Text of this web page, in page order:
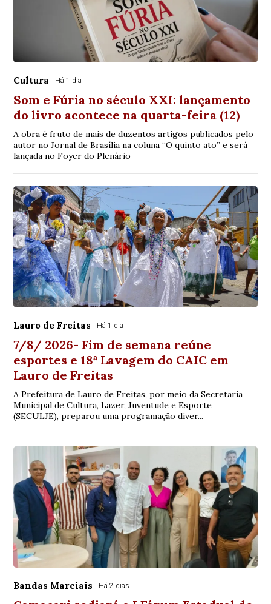
Cultura Há 1 dia
Som e Fúria no século XXI: lançamento
do livro acontece na quarta-feira (12)
A obra é fruto de mais de duzentos artigos publicados pelo
autor no Jornal de Brasília na coluna “O quinto ato” e será
lançada no Foyer do Plenário
Lauro de Freitas Há 1 dia
7/8/ 2026- Fim de semana reúne
esportes e 18ª Lavagem do CAIC em
Lauro de Freitas
A Prefeitura de Lauro de Freitas, por meio da Secretaria
Municipal de Cultura, Lazer, Juventude e Esporte
(SECULJE), preparou uma programação diver...
Bandas Marciais Há 2 dias